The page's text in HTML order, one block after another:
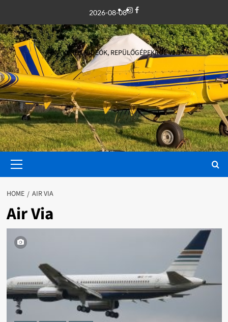
content
2026-08-08Instagram
Facebook
FÉNYKÉPEK, VIDEÓK, REPÜLŐGÉPEKRŐL V2.3
Menu
HOME AIR VIA
Air Via